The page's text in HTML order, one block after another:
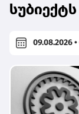
09.08.2026